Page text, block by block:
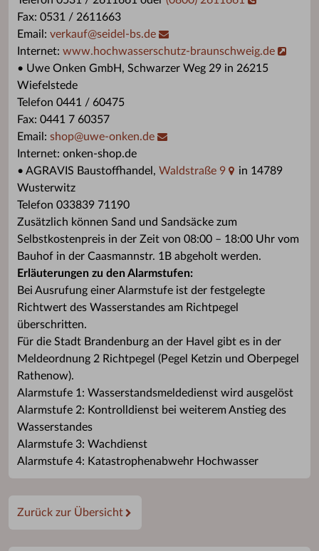
Fax: 0531 / 2611663
Email: verkauf@seidel-bs.de
Internet: www.hochwasserschutz-braunschweig.de
• Uwe Onken GmbH, Schwarzer Weg 29 in 26215
Wiefelstede
Telefon 0441 / 60475
Fax: 0441 7 60357
Email: shop@uwe-onken.de
Internet: onken-shop.de
• AGRAVIS Baustoffhandel, Waldstraße 9
in 14789
Wusterwitz
Telefon 033839 71190
Zusätzlich können Sand und Sandsäcke zum
Selbstkostenpreis in der Zeit von 08:00 – 18:00 Uhr vom
Bauhof in der Caasmannstr. 1B abgeholt werden.
Erläuterungen zu den Alarmstufen:
Bei Ausrufung einer Alarmstufe ist der festgelegte
Richtwert des Wasserstandes am Richtpegel
überschritten.
Für die Stadt Brandenburg an der Havel gibt es in der
Meldeordnung 2 Richtpegel (Pegel Ketzin und Oberpegel
Rathenow).
Alarmstufe 1: Wasserstandsmeldedienst wird ausgelöst
Alarmstufe 2: Kontrolldienst bei weiterem Anstieg des
Wasserstandes
Alarmstufe 3: Wachdienst
Alarmstufe 4: Katastrophenabwehr Hochwasser
Zurück zur Übersicht